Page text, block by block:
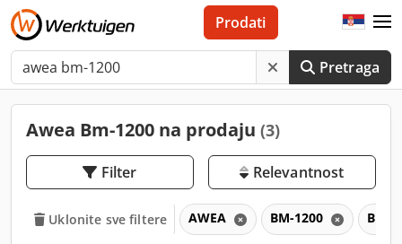
Pretraga
Prodati
Awea Bm-1200 na prodaju (3)
Filter Relevantnost
Uklonite sve filtere AWEA BM-1200 BM